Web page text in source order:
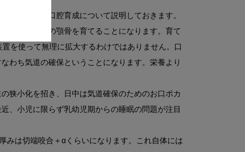
うところの口腔育成について説明しておきます。
なわち上下の顎骨を育てることになります。育て
を使って無理に拡大するわけではありません。口
わち気道の確保ということになります。栄養より
狭小化を招き、日中は気道確保のためのお口ポカ
、小児に限らず乳幼児期からの睡眠の問題が注目
みは切端咬合＋αくらいになります。これ自体には